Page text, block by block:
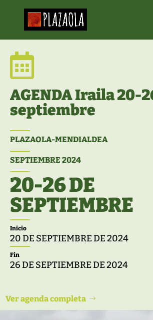

AGENDA Iraila 20-
septiembre
PLAZAOLA-MENDIALDEA
SEPTIEMBRE 2024
20-26 DE
SEPTIEMBRE
Inicio
20 DE SEPTIEMBRE DE 2024
Fin
26 DE SEPTIEMBRE DE 2024
Ver agenda completa